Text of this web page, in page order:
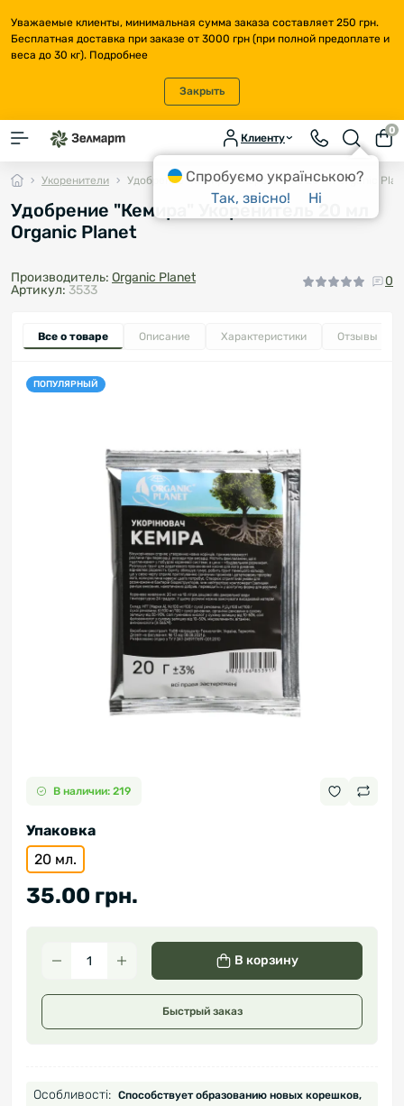
Уважаемые клиенты, минимальная сумма заказа составляет 250 грн.
Бесплатная доставка при заказе от 3000 грн (при полной предоплате и
веса до 30 кг). Подробнее
Закрыть
Клиенту
0
Укоренители Удобрение "Кемира" Укоренитель 20 мл Organic
Удобрение "Кемира" Укоренитель 20 мл
Organic Planet
Производитель: Organic Planet
Артикул: 3533
0
Все о товаре Описание Характеристики Отзывы
ПОПУЛЯРНЫЙ
В наличии: 219
Упаковка
20 мл.
35.00 грн.
В корзину
Быстрый заказ
Особливості: Способствует образованию новых корешков,
Спробуємо українською?
Так, звісно!
Ні